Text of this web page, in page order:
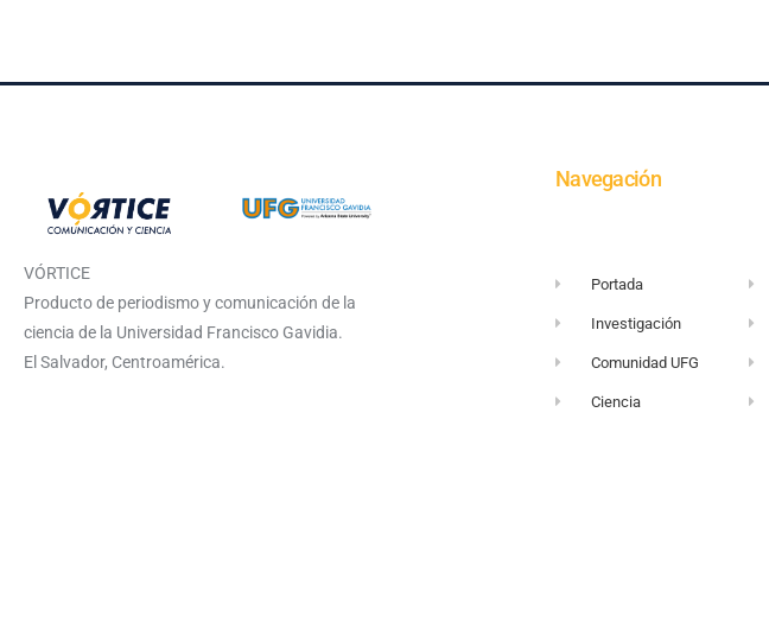
VÓRTICE
Producto de periodismo y comunicación de la
ciencia de la Universidad Francisco Gavidia.
El Salvador, Centroamérica.
Navegación
Portada
Investigación
Comunidad UFG
Ciencia